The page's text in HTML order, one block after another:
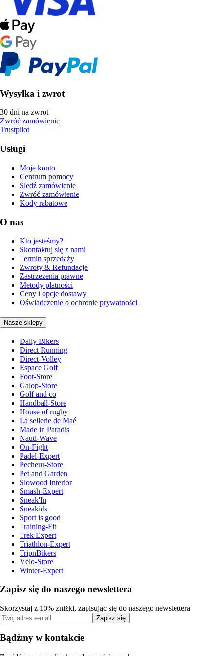
Wysyłka i zwrot
30 dni na zwrot
Zwróć zamówienie
Trustpilot
Usługi
Moje konto
Centrum pomocy
Śledź zamówienie
Zwróć zamówienie
Kody rabatowe
O nas
Kto jesteśmy?
Skontaktuj się z nami
Termin sprzedaży
Zwroty & Refundacje
Zastrzeżenia prawne
Metody płatności
Ceny i opcje dostawy
Oświadczenie o ochronie prywatności
Nasze sklepy
Daily Bikers
Direct Running
Direct-Volley
Espace Golf
Foot-Store
Galop-Store
Golf and co
Handball-Store
House of rugby
La sellerie de Maé
Made in Paradis
Nauti-Wave
On-Fight
Padel-Expert
Pecheur-Store
Pet and Garden
Slowood Interior
Smash-Expert
Sneak'In
Sneakids
Sport is good
Training-Fit
Trek Expert
Triathlon-Expert
TripnBikers
Vélo-Store
Winter-Expert
Zapisz się do naszego newslettera
Skorzystaj z 10% zniżki, zapisując się do naszego newslettera
Zapisz się
Bądźmy w kontakcie